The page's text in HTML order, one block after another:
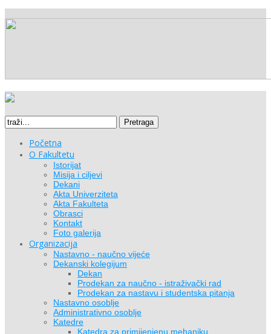
Pretraga
Početna
O Fakultetu
Istorijat
Misija i ciljevi
Dekani
Akta Univerziteta
Akta Fakulteta
Obrasci
Kontakt
Foto galerija
Organizacija
Nastavno - naučno vijeće
Dekanski kolegijum
Dekan
Prodekan za naučno - istraživački rad
Prodekan za nastavu i studentska pitanja
Nastavno osoblje
Administrativno osoblje
Katedre
Katedra za primijenjenu mehaniku